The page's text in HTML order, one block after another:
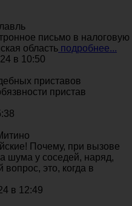
письмо в налоговую
область подробнее...
в 10:50
приставов
пристав
Почему, при вызове
шума у соседей, наряд,
это, когда в
в 12:49